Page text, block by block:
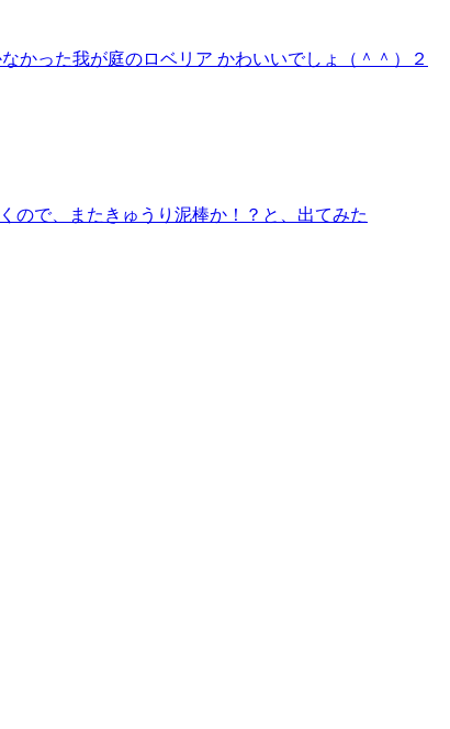
った我が庭のロベリア かわいいでしょ（＾＾）２
で、またきゅうり泥棒か！？と、出てみた